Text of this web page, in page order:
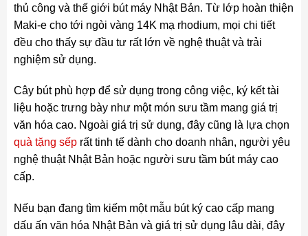
thủ công và thế giới bút máy Nhật Bản. Từ lớp hoàn thiện
Maki-e cho tới ngòi vàng 14K mạ rhodium, mọi chi tiết
đều cho thấy sự đầu tư rất lớn về nghệ thuật và trải
nghiệm sử dụng.
Cây bút phù hợp để sử dụng trong công việc, ký kết tài
liệu hoặc trưng bày như một món sưu tầm mang giá trị
văn hóa cao. Ngoài giá trị sử dụng, đây cũng là lựa chọn
quà tặng sếprất tinh tế dành cho doanh nhân, người yêu
nghệ thuật Nhật Bản hoặc người sưu tầm bút máy cao
cấp.
Nếu bạn đang tìm kiếm một mẫu bút ký cao cấp mang
dấu ấn văn hóa Nhật Bản và giá trị sử dụng lâu dài, đây